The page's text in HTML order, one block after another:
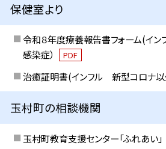
保健室より
令和８年度療養報告書フォーム(イ
感染症）
PDF
治癒証明書(インフル 新型コロナ以
玉村町の相談機関
玉村町教育支援センター「ふれあい」